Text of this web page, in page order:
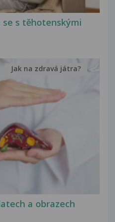
se s těhotenskými
a obrazech
Jak na zdravá játra?